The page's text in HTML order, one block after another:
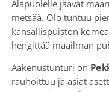
Alapuolelle jäävät
metsää. Olo tuntuu
kansallispuiston
hengittää maailman
Aakenustunturi on
rauhoittuu ja asiat